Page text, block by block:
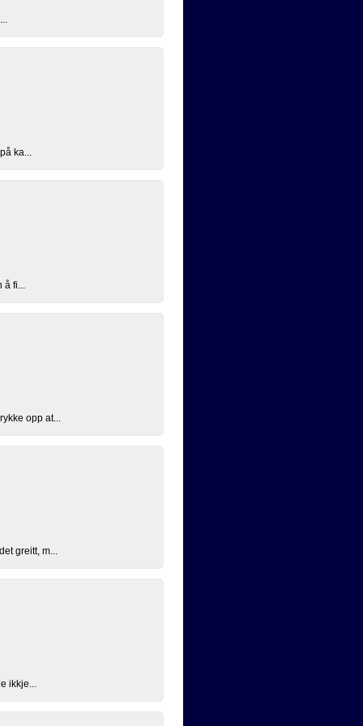
ka...
fi...
opp at...
greitt, m...
ikkje...